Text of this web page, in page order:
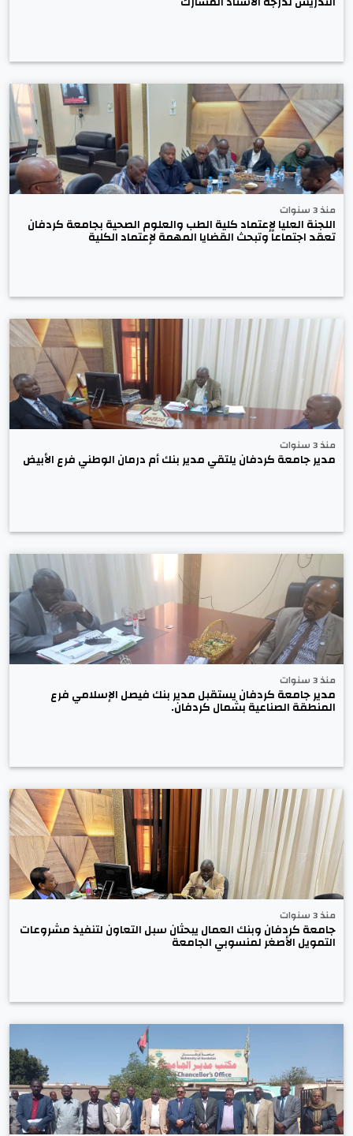
منذ 3 سنوات
اللجنة العليا لإعتماد كلية الطب والعلوم الصحية بجامعة كردفان
تعقد اجتماعاً وتبحث القضايا المهمة لإعتماد الكلية
منذ 3 سنوات
مدير جامعة كردفان يلتقي مدير بنك أم درمان الوطني فرع الأبيض
منذ 3 سنوات
مدير جامعة كردفان يستقبل مدير بنك فيصل الإسلامي فرع
المنطقة الصناعية بشمال كردفان.
منذ 3 سنوات
جامعة كردفان وبنك العمال يبحثان سبل التعاون لتنفيذ مشروعات
التمويل الأصغر لمنسوبي الجامعة